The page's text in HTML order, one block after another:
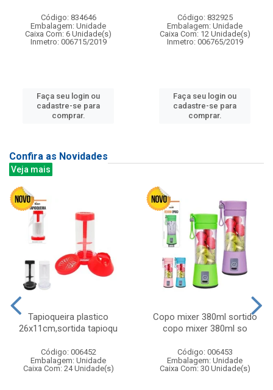
Código: 834646
Embalagem: Unidade
Caixa Com: 6 Unidade(s)
Inmetro: 006715/2019
Faça seu login ou
cadastre-se para
comprar.
Código: 832925
Embalagem: Unidade
Caixa Com: 12 Unidade(s)
Inmetro: 006765/2019
Faça seu login ou
cadastre-se para
comprar.
Confira as Novidades
Veja mais
Tapioqueira plastico
26x11cm,sortida tapioqu
Código: 006452
Embalagem: Unidade
Caixa Com: 24 Unidade(s)
Copo mixer 380ml sortido
copo mixer 380ml so
Código: 006453
Embalagem: Unidade
Caixa Com: 30 Unidade(s)